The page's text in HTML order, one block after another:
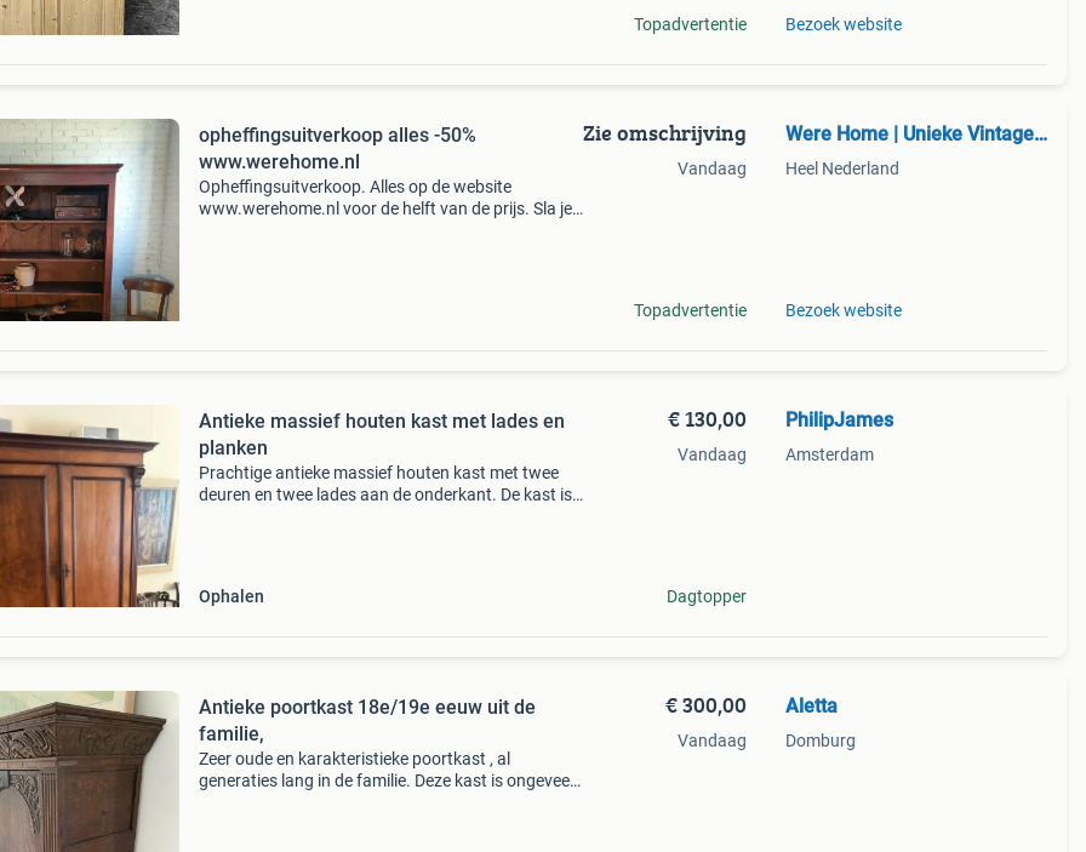
Topadvertentie Bezoek website
opheffingsuitverkoop alles -50%
www.werehome.nl
Opheffingsuitverkoop. Alles op de website
www.werehome.nl voor de helft van de prijs. Sla je
Zie omschrijving
Vandaag
Topadvertentie
Were Home | Unieke Vintage & Antieke Meubels & Woondecoratie
Heel Nederland
Bezoek website
Antieke massief houten kast met lades en
planken
Prachtige antieke massief houten kast met twee
deuren en twee lades aan de onderkant. De kast is
Ophalen
€ 130,00
Vandaag
Dagtopper
PhilipJames
Amsterdam
Antieke poortkast 18e/19e eeuw uit de
familie,
Zeer oude en karakteristieke poortkast , al
generaties lang in de familie. Deze kast is ongeveer
€ 300,00
Vandaag
Aletta
Domburg